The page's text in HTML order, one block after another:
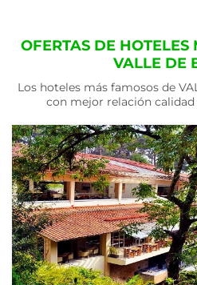
OFERTAS DE
VALLE DE
Los hoteles más famosos de
con mejor relación